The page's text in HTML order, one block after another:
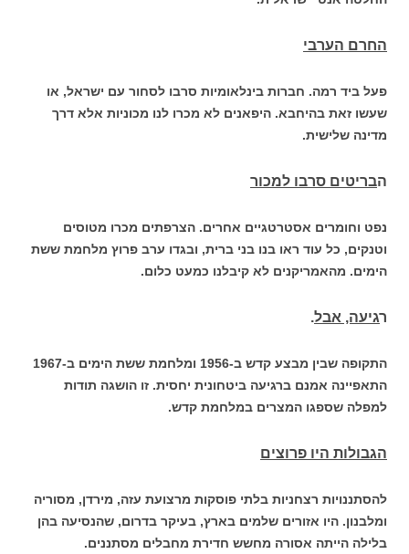
החרם הערבי
פעל ביד רמה. חברות בינלאומיות סרבו לסחור עם ישראל, או
שעשו זאת בהיחבא. היפאנים לא מכרו לנו מכוניות אלא דרך
מדינה שלישית.
הבריטים סרבו למכור
נפט וחומרים אסטרטגיים אחרים. הצרפתים מכרו מטוסים
וטנקים, כל עוד ראו בנו בני ברית, ובגדו ערב פרוץ מלחמת ששת
הימים. מהאמריקנים לא קיבלנו כמעט כלום.
רגיעה, אבל.
התקופה שבין מבצע קדש ב-1956 ומלחמת ששת הימים ב-1967
התאפיינה אמנם ברגיעה ביטחונית יחסית. זו הושגה תודות
למפלה שספגו המצרים במלחמת קדש.
הגבולות היו פרוצים
להסתננויות רצחניות בלתי פוסקות מרצועת עזה, מירדן, מסוריה
ומלבנון. היו אזורים שלמים בארץ, בעיקר בדרום, שהנסיעה בהן
בלילה הייתה אסורה מחשש חדירת מחבלים מסתננים.